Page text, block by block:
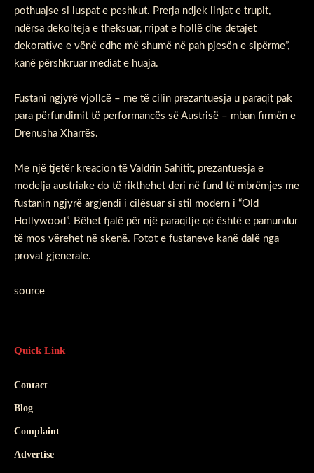
pothuajse si luspat e peshkut. Prerja ndjek linjat e trupit,
ndërsa dekolteja e theksuar, rripat e hollë dhe detajet
dekorative e vënë edhe më shumë në pah pjesën e sipërme”,
kanë përshkruar mediat e huaja.
Fustani ngjyrë vjollcë – me të cilin prezantuesja u paraqit pak
para përfundimit të performancës së Austrisë – mban firmën e
Drenusha Xharrës.
Me një tjetër kreacion të Valdrin Sahitit, prezantuesja e
modelja austriake do të rikthehet deri në fund të mbrëmjes me
fustanin ngjyrë argjendi i cilësuar si stil modern i “Old
Hollywood”. Bëhet fjalë për një paraqitje që është e pamundur
të mos vërehet në skenë. Fotot e fustaneve kanë dalë nga
provat gjenerale.
source
Quick Link
Contact
Blog
Complaint
Advertise